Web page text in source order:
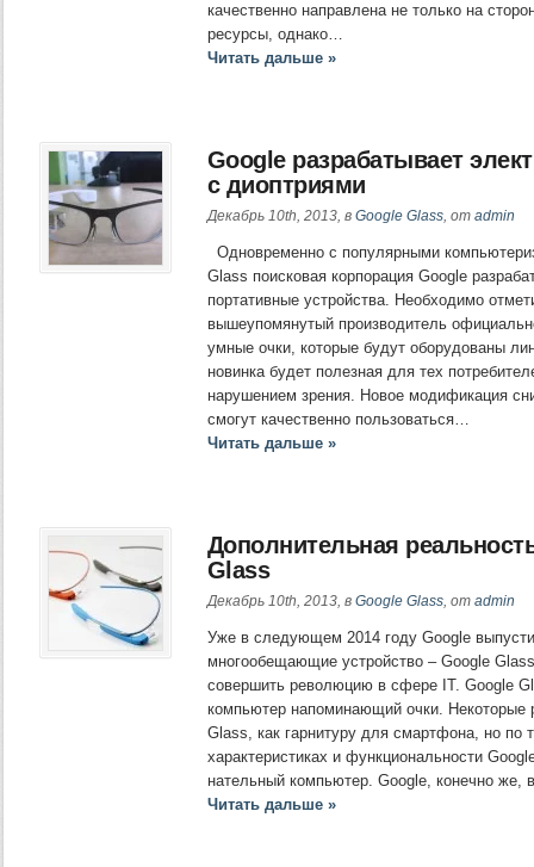
качественно направлена не только на
ресурсы, однако…
Читать дальше »
Google разрабатывает
с диоптриями
Декабрь 10th, 2013, в Google Glass, от admin
Одновременно с популярными
Glass поисковая корпорация Google
портативные устройства. Необходимо
вышеупомянутый производитель
умные очки, которые будут оборудованы
новинка будет полезная для тех
нарушением зрения. Новое модификация
смогут качественно пользоваться…
Читать дальше »
Дополнительная
Glass
Декабрь 10th, 2013, в Google Glass, от admin
Уже в следующем 2014 году Google
многообещающие устройство – Google
совершить революцию в сфере ІТ. Google
компьютер напоминающий очки. Некоторые
Glass, как гарнитуру для смартфона, но по
характеристиках и функциональности
нательный компьютер. Google, конечно же,
Читать дальше »